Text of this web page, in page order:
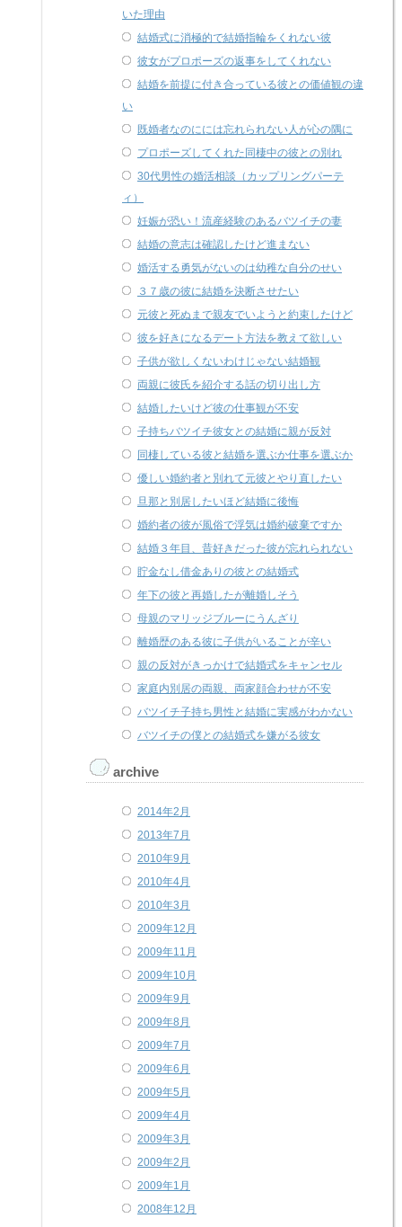
いた理由
結婚式に消極的で結婚指輪をくれない彼
彼女がプロポーズの返事をしてくれない
結婚を前提に付き合っている彼との価値観の違
い
既婚者なのにには忘れられない人が心の隅に
プロポーズしてくれた同棲中の彼との別れ
30代男性の婚活相談（カップリングパーテ
ィ）
妊娠が恐い！流産経験のあるバツイチの妻
結婚の意志は確認したけど進まない
婚活する勇気がないのは幼稚な自分のせい
３７歳の彼に結婚を決断させたい
元彼と死ぬまで親友でいようと約束したけど
彼を好きになるデート方法を教えて欲しい
子供が欲しくないわけじゃない結婚観
両親に彼氏を紹介する話の切り出し方
結婚したいけど彼の仕事観が不安
子持ちバツイチ彼女との結婚に親が反対
同棲している彼と結婚を選ぶか仕事を選ぶか
優しい婚約者と別れて元彼とやり直したい
旦那と別居したいほど結婚に後悔
婚約者の彼が風俗で浮気は婚約破棄ですか
結婚３年目、昔好きだった彼が忘れられない
貯金なし借金ありの彼との結婚式
年下の彼と再婚したが離婚しそう
母親のマリッジブルーにうんざり
離婚歴のある彼に子供がいることが辛い
親の反対がきっかけで結婚式をキャンセル
家庭内別居の両親、両家顔合わせが不安
バツイチ子持ち男性と結婚に実感がわかない
バツイチの僕との結婚式を嫌がる彼女
archive
2014年2月
2013年7月
2010年9月
2010年4月
2010年3月
2009年12月
2009年11月
2009年10月
2009年9月
2009年8月
2009年7月
2009年6月
2009年5月
2009年4月
2009年3月
2009年2月
2009年1月
2008年12月